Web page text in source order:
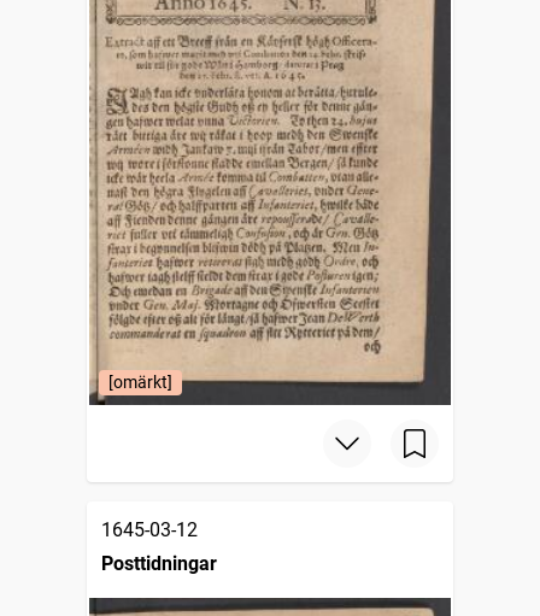
[omärkt]
1645-03-12
Posttidningar